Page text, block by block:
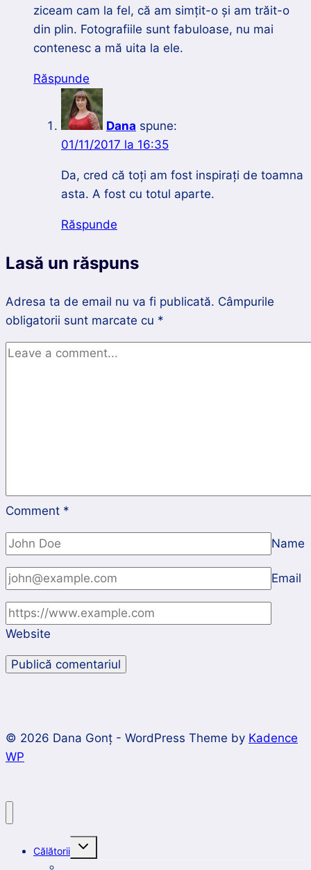
ziceam cam la fel, că am simțit-o și am trăit-o
din plin. Fotografiile sunt fabuloase, nu mai
contenesc a mă uita la ele.
Răspunde
Dana spune:
01/11/2017 la 16:35
Da, cred că toți am fost inspirați de toamna
asta. A fost cu totul aparte.
Răspunde
Lasă un răspuns
Adresa ta de email nu va fi publicată. Câmpurile
obligatorii sunt marcate cu *
Comment *
Name
Email
Website
© 2026 Dana Gonț - WordPress Theme by Kadence
WP
Călătorii
Toggle
child